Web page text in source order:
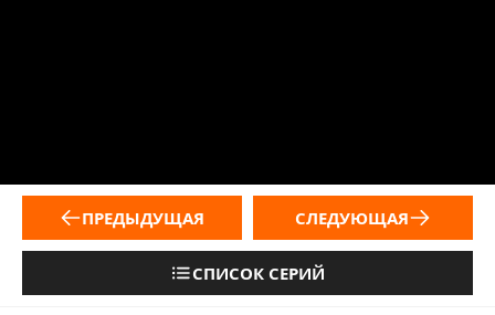
ПРЕДЫДУЩАЯ
СПИСОК СЕРИЙ
СЛЕДУЮЩАЯ